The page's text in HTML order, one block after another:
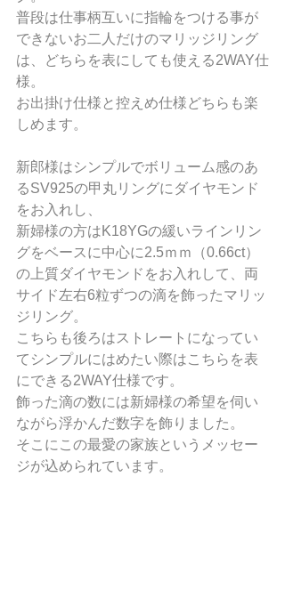
普段は仕事柄互いに指輪をつける事が
できないお二人だけのマリッジリング
は、どちらを表にしても使える2WAY仕
様。
お出掛け仕様と控えめ仕様どちらも楽
しめます。
新郎様はシンプルでボリューム感のあ
るSV925の甲丸リングにダイヤモンド
をお入れし、
新婦様の方はK18YGの緩いラインリン
グをベースに中心に2.5ｍｍ（0.66ct）
の上質ダイヤモンドをお入れして、両
サイド左右6粒ずつの滴を飾ったマリッ
ジリング。
こちらも後ろはストレートになってい
てシンプルにはめたい際はこちらを表
にできる2WAY仕様です。
飾った滴の数には新婦様の希望を伺い
ながら浮かんだ数字を飾りました。
そこにこの最愛の家族というメッセー
ジが込められています。